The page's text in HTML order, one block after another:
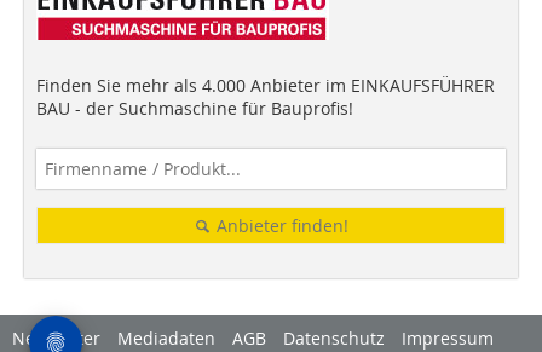
Finden Sie mehr als 4.000 Anbieter im EINKAUFSFÜHRER
BAU - der Suchmaschine für Bauprofis!
Anbieter finden!
Newsletter Mediadaten AGB Datenschutz Impressum